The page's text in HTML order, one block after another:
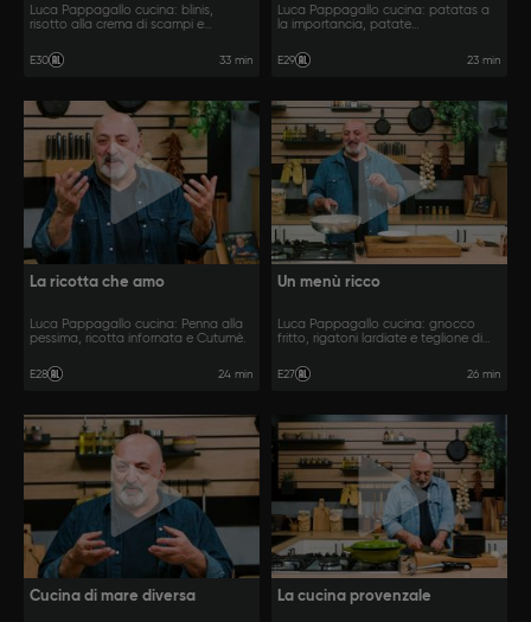
Luca Pappagallo cucina: blinis,
risotto alla crema di scampi e
E30 33 min
Luca Pappagallo cucina: patatas a
la importancia, patate
patate.
E29 23 min
La ricotta che amo
Luca Pappagallo cucina: Penna alla
pessima, ricotta infornata e Cutumè.
E28 24 min
Un menù ricco
Luca Pappagallo cucina: gnocco
fritto, rigatoni lardiate e teglione di
E27 26 min
Cucina di mare diversa La cucina provenzale